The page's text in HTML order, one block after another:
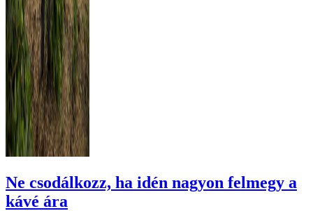
Ne csodálkozz, ha idén nagyon felmegy a
kávé ára